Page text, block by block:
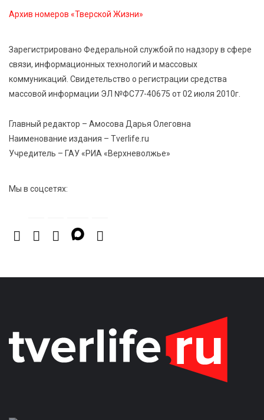
Новые профессии открывают тверичам путь к
карьерному росту
Спрос растёт: жители других регионов активнее
оформляют недвижимость в Тверской области
Архив номеров «Тверской Жизни»
Зарегистрировано Федеральной службой по надзору в сфере
связи, информационных технологий и массовых
коммуникаций. Свидетельство о регистрации средства
массовой информации ЭЛ №ФС77-40675 от 02 июля 2010г.
Главный редактор – Амосова Дарья Олеговна
Наименование издания – Tverlife.ru
Учредитель – ГАУ «РИА «Верхневолжье»
Мы в соцсетях: